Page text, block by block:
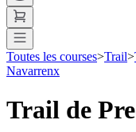
Toutes les courses>Trail>
Navarrenx
Trail de